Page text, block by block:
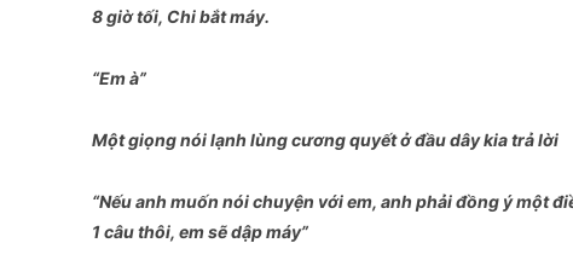
8 giờ tối, Chi bắt máy.
“Em à”
Một giọng nói lạnh lùng cương quyết ở đầu dây kia trả lời
“Nếu anh muốn nói chuyện với em, anh phải đồng ý một
1 câu thôi, em sẽ dập máy”